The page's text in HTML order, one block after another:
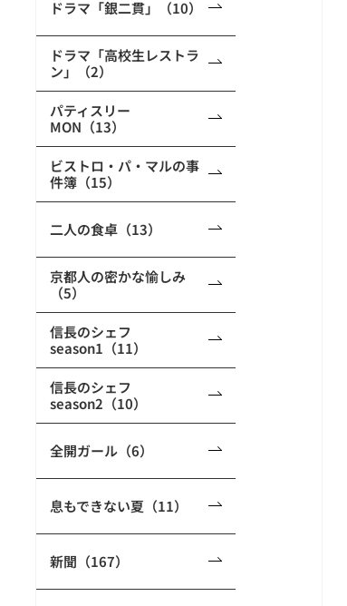
ドラマ「銀二貫」（10）
ドラマ「高校生レストラ
ン」（2）
パティスリー
MON（13）
ビストロ・パ・マルの事
件簿（15）
二人の食卓（13）
京都人の密かな愉しみ
（5）
信長のシェフ
season1（11）
信長のシェフ
season2（10）
全開ガール（6）
息もできない夏（11）
新聞（167）